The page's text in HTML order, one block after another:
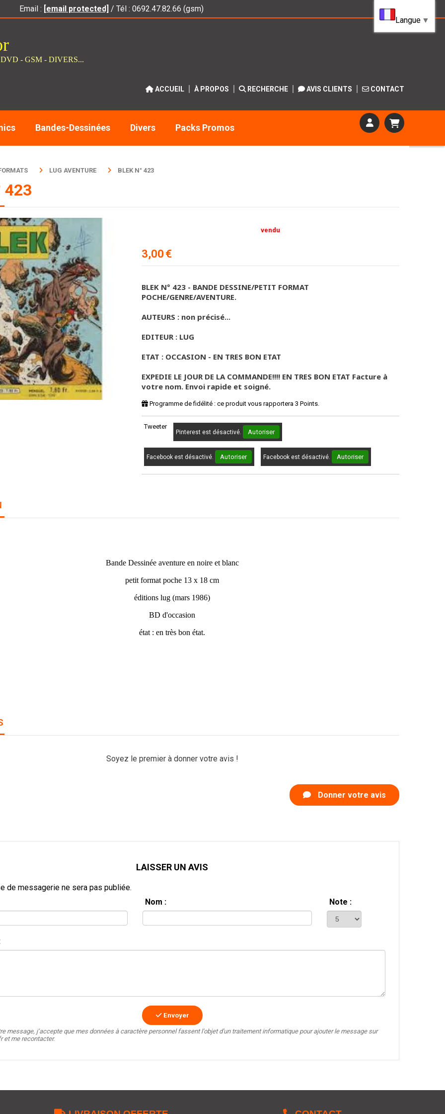
Email : [email protected] / Tél : 0692.47.82.66 (gsm)
- GSM - DIVERS...
ACCUEIL À PROPOS RECHERCHE AVIS CLIENTS CONTACT
Bandes-Dessinées Divers Packs Promos
LUG AVENTURE BLEK N° 423
423
3,00 €
vendu
BLEK N° 423 - BANDE DESSINE/PETIT FORMAT
POCHE/GENRE/AVENTURE.
AUTEURS : non précisé...
EDITEUR : LUG
ETAT : OCCASION - EN TRES BON ETAT
EXPEDIE LE JOUR DE LA COMMANDE!!!! EN TRES BON ETAT Facture à
votre nom. Envoi rapide et soigné.
Programme de fidélité : ce produit vous rapportera 3 Points.
Tweeter
Pinterest est désactivé. Autoriser
Facebook est désactivé. Autoriser Facebook est désactivé. Autoriser
Bande Dessinée aventure en noire et blanc
petit format poche 13 x 18 cm
éditions lug (mars 1986)
BD d'occasion
état : en très bon état.
Soyez le premier à donner votre avis !
Donner votre avis
LAISSER UN AVIS
de messagerie ne sera pas publiée.
Nom : Note :
Envoyer
message, j’accepte que mes données à caractère personnel fassent l'objet d'un traitement informatique pour ajouter le message sur
et me recontacter.
Langue ▼